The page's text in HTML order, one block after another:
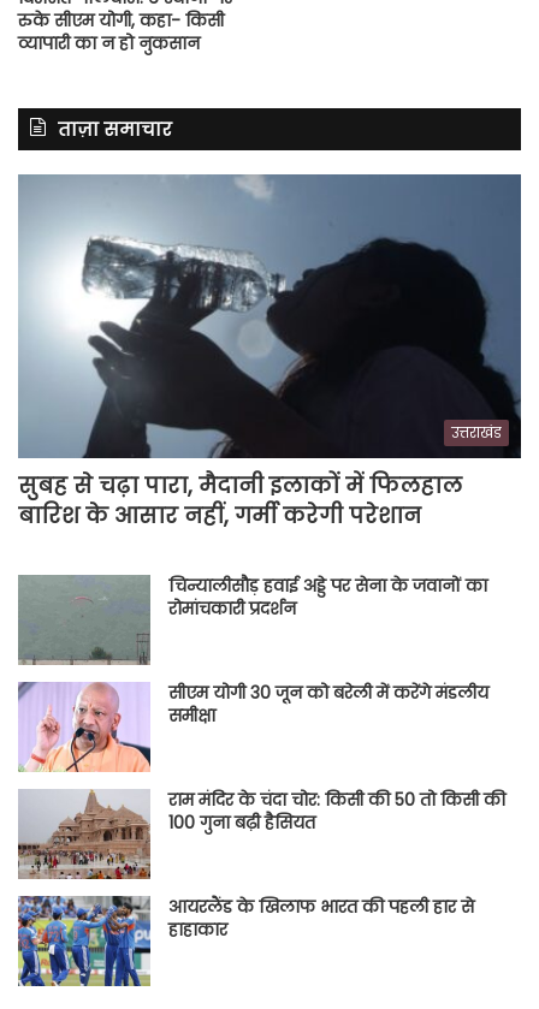
रुके सीएम योगी, कहा- किसी
व्यापारी का न हो नुकसान
ताज़ा समाचार
उत्तराखंड
सुबह से चढ़ा पारा, मैदानी इलाकों में फिलहाल
बारिश के आसार नहीं, गर्मी करेगी परेशान
चिन्यालीसौड़ हवाई अड्डे पर सेना के जवानों का
रोमांचकारी प्रदर्शन
सीएम योगी 30 जून को बरेली में करेंगे मंडलीय
समीक्षा
राम मंदिर के चंदा चोर: किसी की 50 तो किसी की
100 गुना बढ़ी हैसियत
आयरलैंड के खिलाफ भारत की पहली हार से
हाहाकार